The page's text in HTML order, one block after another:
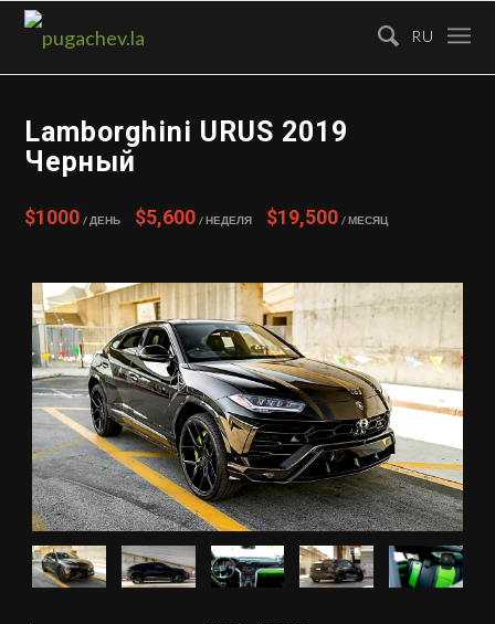
Lamborghini URUS 2019
Черный
$1000 / День $5,600 / Неделя $19,500 / Месяц
RU